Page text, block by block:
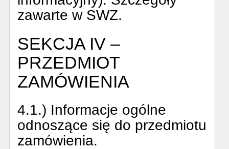
zawarte w SWZ.
SEKCJA IV –
PRZEDMIOT
ZAMÓWIENIA
4.1.) Informacje ogólne
odnoszące się do przedmiotu
zamówienia.